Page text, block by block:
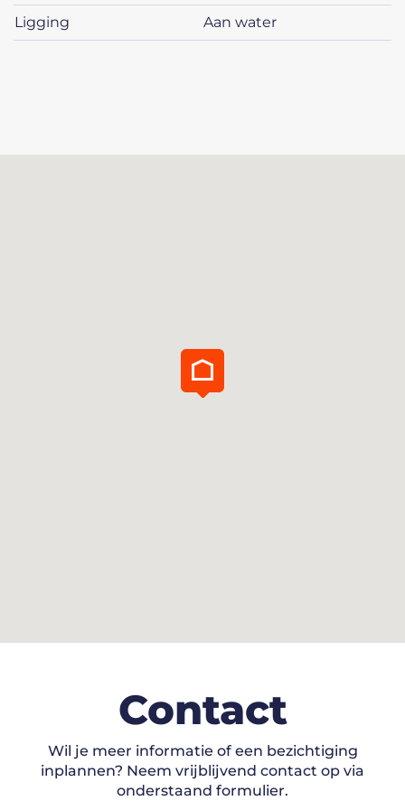
ligging aan water
Contact
Wil je meer informatie of een bezichtiging
inplannen? Neem vrijblijvend contact op via
onderstaand formulier.